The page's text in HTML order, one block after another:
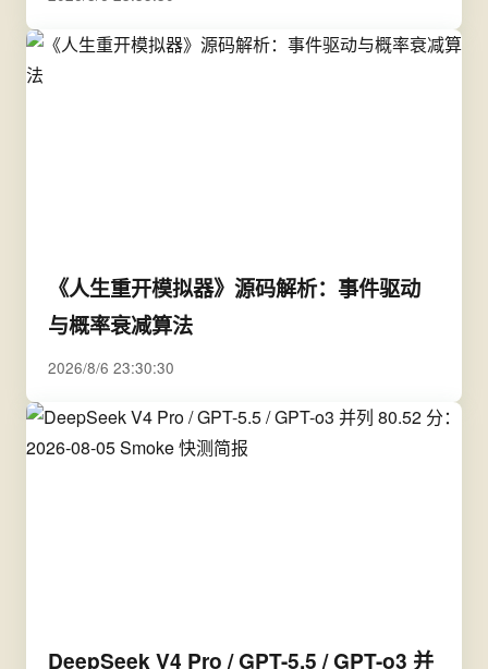
《人生重开模拟器》源码解析：事件驱动
与概率衰减算法
2026/8/6 23:30:30
DeepSeek V4 Pro / GPT-5.5 / GPT-o3 并